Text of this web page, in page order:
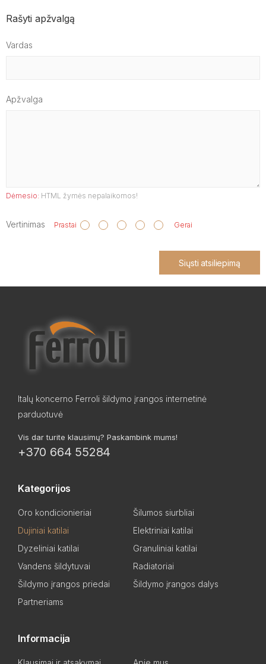
Rašyti apžvalgą
Vardas
Apžvalga
Dėmesio: HTML žymės nepalaikomos!
Vertinimas Prastai Gerai
Siųsti atsiliepimą
Italų koncerno Ferroli šildymo įrangos internetinė
parduotuvė
Vis dar turite klausimų? Paskambink mums!
+370 664 55284
Kategorijos
Oro kondicionieriai
Šilumos siurbliai
Dujiniai katilai
Elektriniai katilai
Dyzeliniai katilai
Granuliniai katilai
Vandens šildytuvai
Radiatoriai
Šildymo įrangos priedai
Šildymo įrangos dalys
Partneriams
Informacija